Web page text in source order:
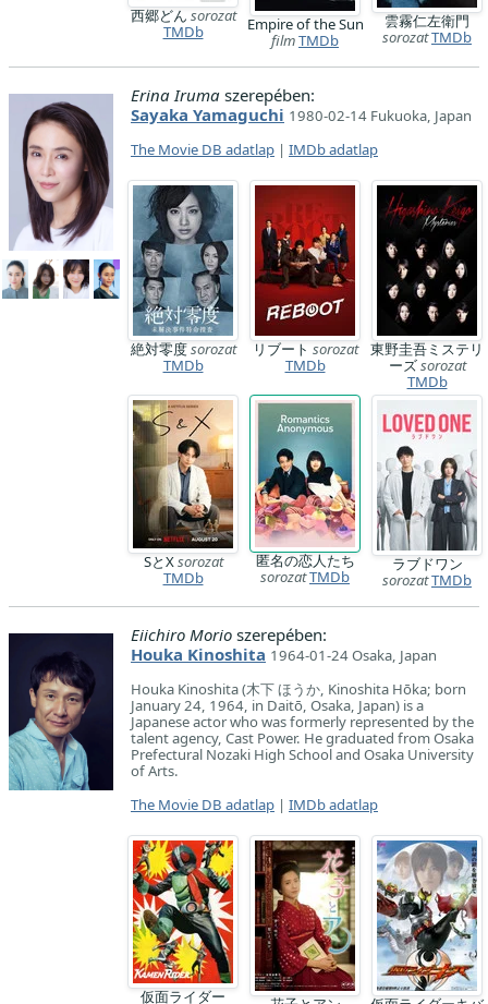
西郷どん sorozat
TMDb
Empire of the Sun
filmTMDb
雲霧仁左衛門
sorozatTMDb
Erina Iruma szerepében:
Sayaka Yamaguchi 1980-02-14 Fukuoka, Japan
The Movie DB adatlap | IMDb adatlap
絶対零度sorozat
TMDb
リブート sorozat
TMDb
東野圭吾ミステリ
ーズsorozat
TMDb
SとXsorozat
TMDb
匿名の恋人たち
sorozatTMDb
ラブドワン
sorozatTMDb
Eiichiro Morio szerepében:
Houka Kinoshita 1964-01-24 Osaka, Japan
Houka Kinoshita (木下 ほうか, Kinoshita Hōka; born
January 24, 1964, in Daitō, Osaka, Japan) is a
Japanese actor who was formerly represented by the
talent agency, Cast Power. He graduated from Osaka
Prefectural Nozaki High School and Osaka University
of Arts.
The Movie DB adatlap | IMDb adatlap
仮面ライダー